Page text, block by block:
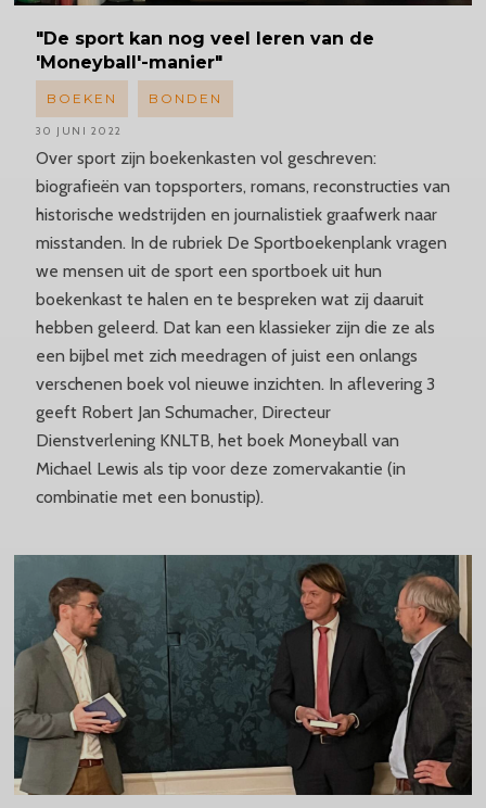
"De sport kan nog veel leren van de
'Moneyball'-manier"
Over sport zijn boekenkasten vol geschreven:
biografieën van topsporters, romans, reconstructies van
historische wedstrijden en journalistiek graafwerk naar
misstanden. In de rubriek De Sportboekenplank vragen
we mensen uit de sport een sportboek uit hun
boekenkast te halen en te bespreken wat zij daaruit
hebben geleerd. Dat kan een klassieker zijn die ze als
een bijbel met zich meedragen of juist een onlangs
verschenen boek vol nieuwe inzichten. In aflevering 3
geeft Robert Jan Schumacher, Directeur
Dienstverlening KNLTB, het boek Moneyball van
Michael Lewis als tip voor deze zomervakantie (in
combinatie met een bonustip).
BOEKEN BONDEN
30 JUNI 2022